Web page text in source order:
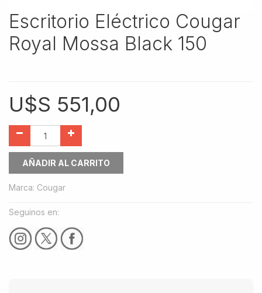
Escritorio Eléctrico Cougar
Royal Mossa Black 150
U$S 551,00
AÑADIR AL CARRITO
Marca: Cougar
Seguinos en: